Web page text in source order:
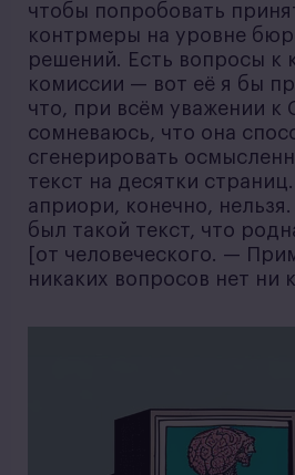
чтобы попробовать
контрмеры на уровне
решений. Есть вопросы к
комиссии — вот её я бы
что, при всём уважении к
сомневаюсь, что она
сгенерировать
текст на десятки
априори, конечно,
был такой текст, что
[от человеческого. —
никаких вопросов нет ни